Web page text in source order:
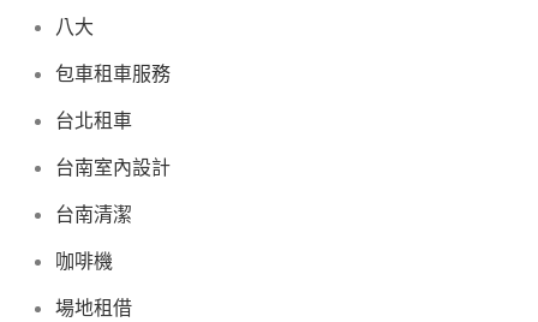
八大
包車租車服務
台北租車
台南室內設計
台南清潔
咖啡機
場地租借